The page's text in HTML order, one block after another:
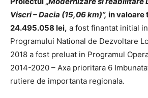
Viscri – Dacia (15,06 km)”, in valoare
24.495.058 lei, a fost finantat initial
Programului National de Dezvoltare
2018 a fost preluat in Programul
2014-2020 – Axa prioritara 6
rutiere de importanta regionala.